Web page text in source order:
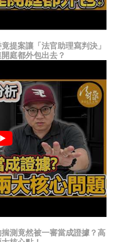
提案讓「法官助理寫判決」
庭都外包出去？
測竟然被一審當成證據？高